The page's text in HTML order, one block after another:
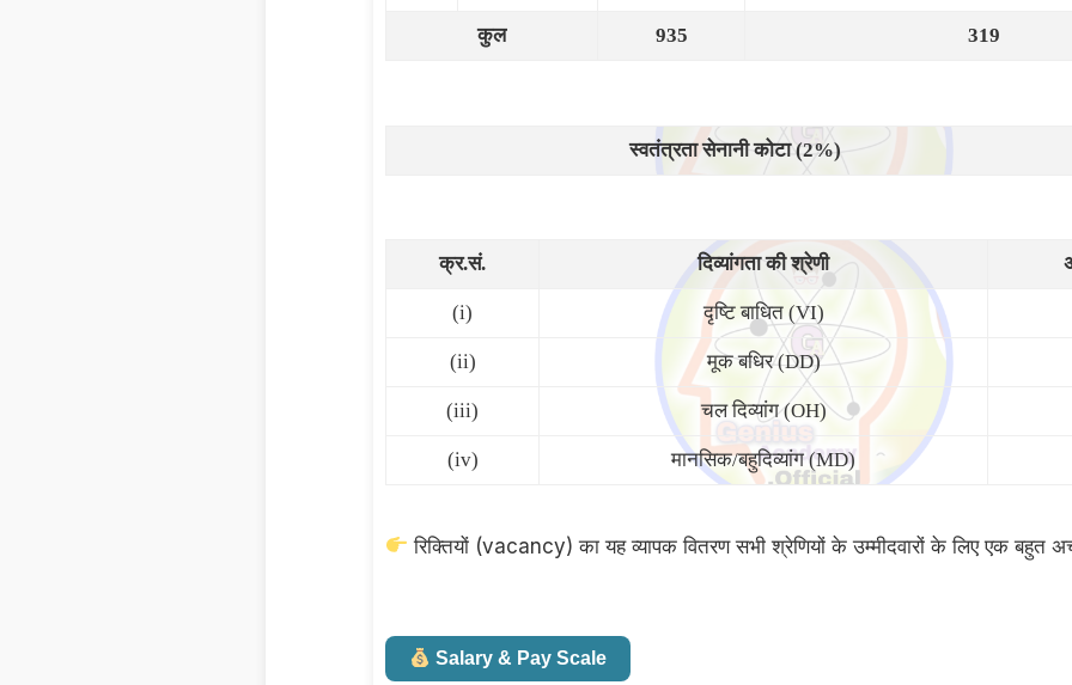
कुल 935 319
स्वतंत्रता सेनानी कोटा (2%)
क्र.सं. दिव्यांगता की श्रेणी
(i) दृष्टि बाधित (VI)
(ii) मूक बधिर (DD)
(iii) चल दिव्यांग (OH)
(iv) मानसिक/बहुदिव्यांग (MD)
रिक्तियों (vacancy) का यह व्यापक वितरण सभी श्रेणियों के उम्मीदवारों के लिए एक बहुत
Salary & Pay Scale